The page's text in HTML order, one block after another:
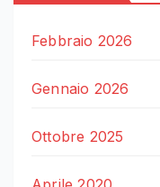
Febbraio 2026
Gennaio 2026
Ottobre 2025